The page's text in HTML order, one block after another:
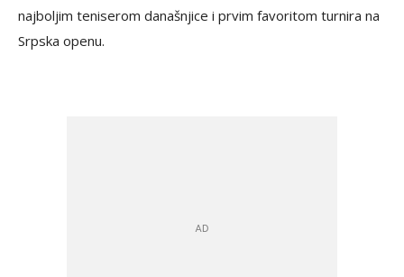
najboljim teniserom današnjice i prvim favoritom turnira na
Srpska openu.